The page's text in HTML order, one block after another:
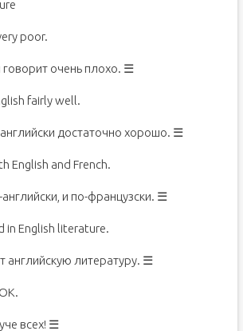
poor.
говорит очень плохо. ☰
fairly well.
достаточно хорошо. ☰
English and French.
и по-французски. ☰
in English literature.
английскую литературу. ☰
всех! ☰